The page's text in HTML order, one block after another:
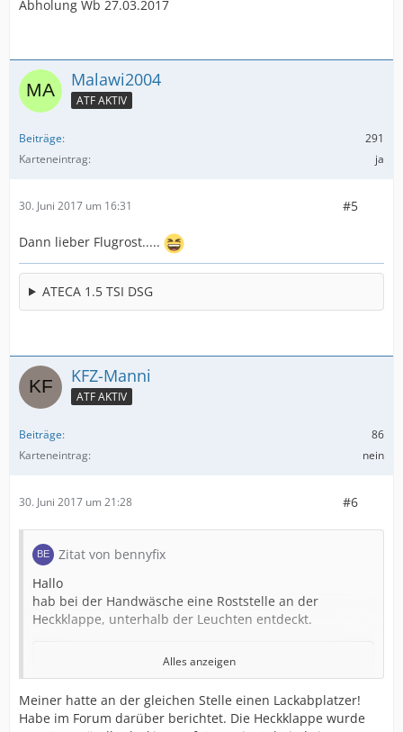
Abholung Wb 27.03.2017
Malawi2004
ATF AKTIV
Beiträge
291
Karteneintrag
ja
30. Juni 2017 um 16:31 #5
Dann lieber Flugrost.....
ATECA 1.5 TSI DSG
KFZ-Manni
ATF AKTIV
Beiträge
86
Karteneintrag
nein
30. Juni 2017 um 21:28 #6
Zitat von bennyfix
Hallo
hab bei der Handwäsche eine Roststelle an der
Heckklappe, unterhalb der Leuchten entdeckt.
Der Inhalt kann nicht angezeigt werden, da Sie
keine Berechtigung haben, diesen Inhalt zu sehen.
Alles anzeigen
Meiner hatte an der gleichen Stelle einen Lackabplatzer!
Habe im Forum darüber berichtet. Die Heckklappe wurde